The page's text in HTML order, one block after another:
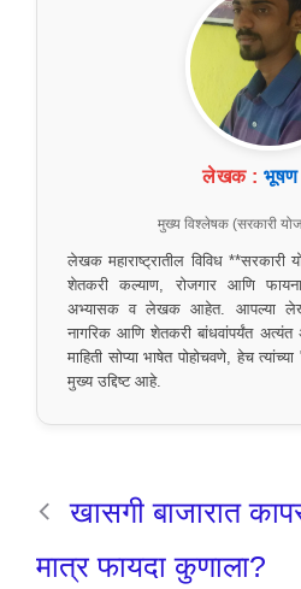
लेखक :
मुख्य विश्लेषक (सरकारी
लेखक महाराष्ट्रातील विविध **सरकारी
शेतकरी कल्याण, रोजगार आणि
अभ्यासक व लेखक आहेत. आपल्या
नागरिक आणि शेतकरी बांधवांपर्यंत
माहिती सोप्या भाषेत पोहोचवणे, हेच
मुख्य उद्दिष्ट आहे.
खासगी बाजारात
मात्र फायदा कुणाला?